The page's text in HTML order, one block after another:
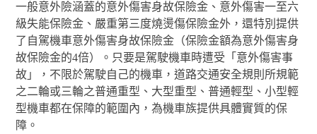
一般意外險涵蓋的意外傷害身故保險金、意外傷害一至六
級失能保險金、嚴重第三度燒燙傷保險金外，還特別提供
了自駕機車意外傷害身故保險金（保險金額為意外傷害身
故保險金的4倍）。只要是駕駛機車時遭受「意外傷害事
故」，不限於駕駛自己的機車，道路交通安全規則所規範
之二輪或三輪之普通重型、大型重型、普通輕型、小型輕
型機車都在保障的範圍內，為機車族提供具體實質的保
障。